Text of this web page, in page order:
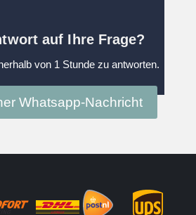
auf Ihre Frage?
von 1 Stunde zu antworten.
Whatsapp-Nachricht